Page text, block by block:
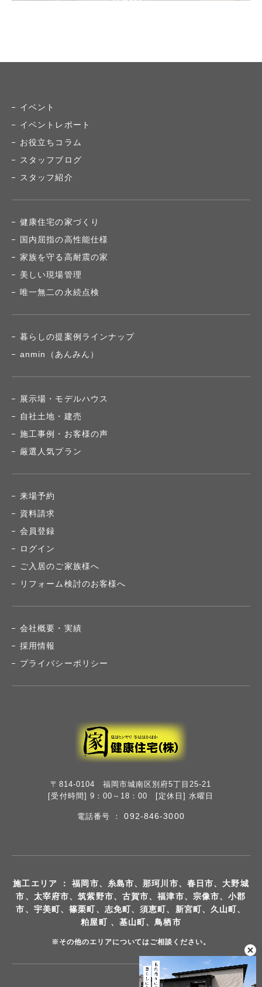
イベント
イベントレポート
お役立ちコラム
スタッフブログ
スタッフ紹介
健康住宅の家づくり
国内屈指の高性能仕様
家族を守る高耐震の家
美しい現場管理
唯一無二の永続点検
暮らしの提案例ラインナップ
anmin（あんみん）
展示場・モデルハウス
自社土地・建売
施工事例・お客様の声
厳選人気プラン
来場予約
資料請求
会員登録
ログイン
ご入居のご家族様へ
リフォーム検討のお客様へ
会社概要・実績
採用情報
プライバシーポリシー
〒814-0104 福岡市城南区別府5丁目25-21
[受付時間] 9：00～18：00 [定休日] 水曜日
電話番号 ：092-846-3000
施工エリア ： 福岡市、糸島市、那珂川市、春日市、大野城
市、太宰府市、筑紫野市、古賀市、福津市、宗像市、小郡
市、宇美町、篠栗町、志免町、須恵町、新宮町、久山町、
粕屋町 、基山町、鳥栖市
※その他のエリアについてはご相談ください。